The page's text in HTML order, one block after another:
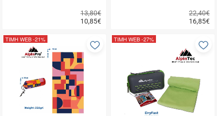
10,85€
13,80€
αγορά
16,85€
22,40€
αγορά
ΤΙΜΗ WEB-21%
Προσθήκη
ΤΙΜΗ WEB-27%